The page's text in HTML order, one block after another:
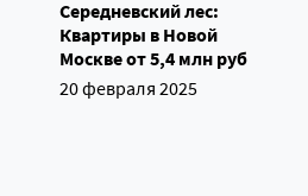
Середневский лес:
Квартиры в Новой
Москве от 5,4 млн руб
20 февраля 2025